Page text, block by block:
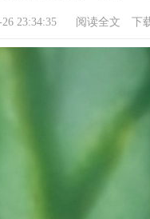
23:34:35 阅读全文 下